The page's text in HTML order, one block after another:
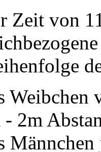
Zeit von
Weibchen
- 2m